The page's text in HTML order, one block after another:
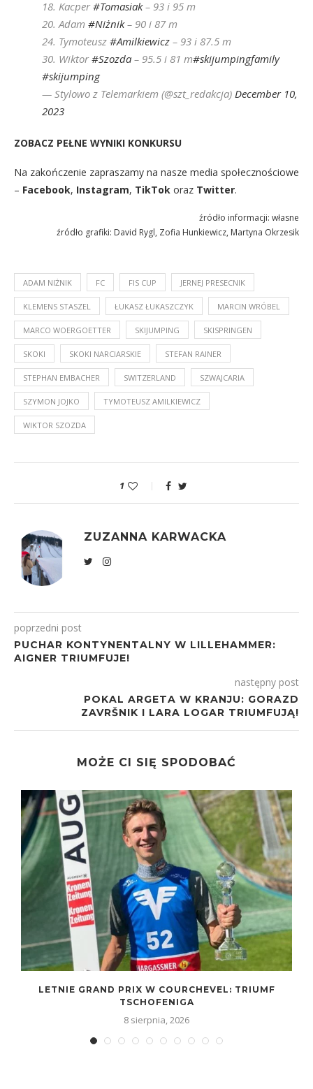
18. Kacper#Tomasiak– 93 i 95 m
20. Adam #Niżnik– 90 i 87 m
24. Tymoteusz #Amilkiewicz – 93 i 87.5 m
30. Wiktor#Szozda – 95.5 i 81 m#skijumpingfamily
#skijumping
— Stylowo z Telemarkiem (@szt_redakcja) December 10,
2023
ZOBACZ PEŁNE WYNIKI KONKURSU
Na zakończenie zapraszamy na nasze media społecznościowe
– Facebook, Instagram, TikTok oraz Twitter.
źródło informacji: własne
źródło grafiki: David Rygl, Zofia Hunkiewicz, Martyna Okrzesik
ADAM NIŻNIK FC FIS CUP JERNEJ PRESECNIK
KLEMENS STASZEL ŁUKASZ ŁUKASZCZYK MARCIN WRÓBEL
MARCO WOERGOETTER SKIJUMPING SKISPRINGEN
SKOKI SKOKI NARCIARSKIE STEFAN RAINER
STEPHAN EMBACHER SWITZERLAND SZWAJCARIA
SZYMON JOJKO TYMOTEUSZ AMILKIEWICZ
WIKTOR SZOZDA
1
ZUZANNA KARWACKA
poprzedni post
PUCHAR KONTYNENTALNY W LILLEHAMMER:
AIGNER TRIUMFUJE!
następny post
POKAL ARGETA W KRANJU: GORAZD
ZAVRŠNIK I LARA LOGAR TRIUMFUJĄ!
MOŻE CI SIĘ SPODOBAĆ
LETNIE GRAND PRIX W COURCHEVEL: TRIUMF
TSCHOFENIGA
8 sierpnia, 2026